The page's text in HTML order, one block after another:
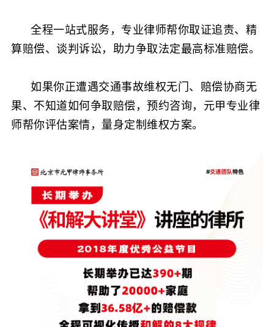
全程一站式服务，专业律师帮你取证追责、精
算赔偿、谈判诉讼，助力争取法定最高标准赔偿。
如果你正遭遇交通事故维权无门、赔偿协商无
果、不知道如何争取赔偿，预约咨询，元甲专业律
师帮你评估案情，量身定制维权方案。